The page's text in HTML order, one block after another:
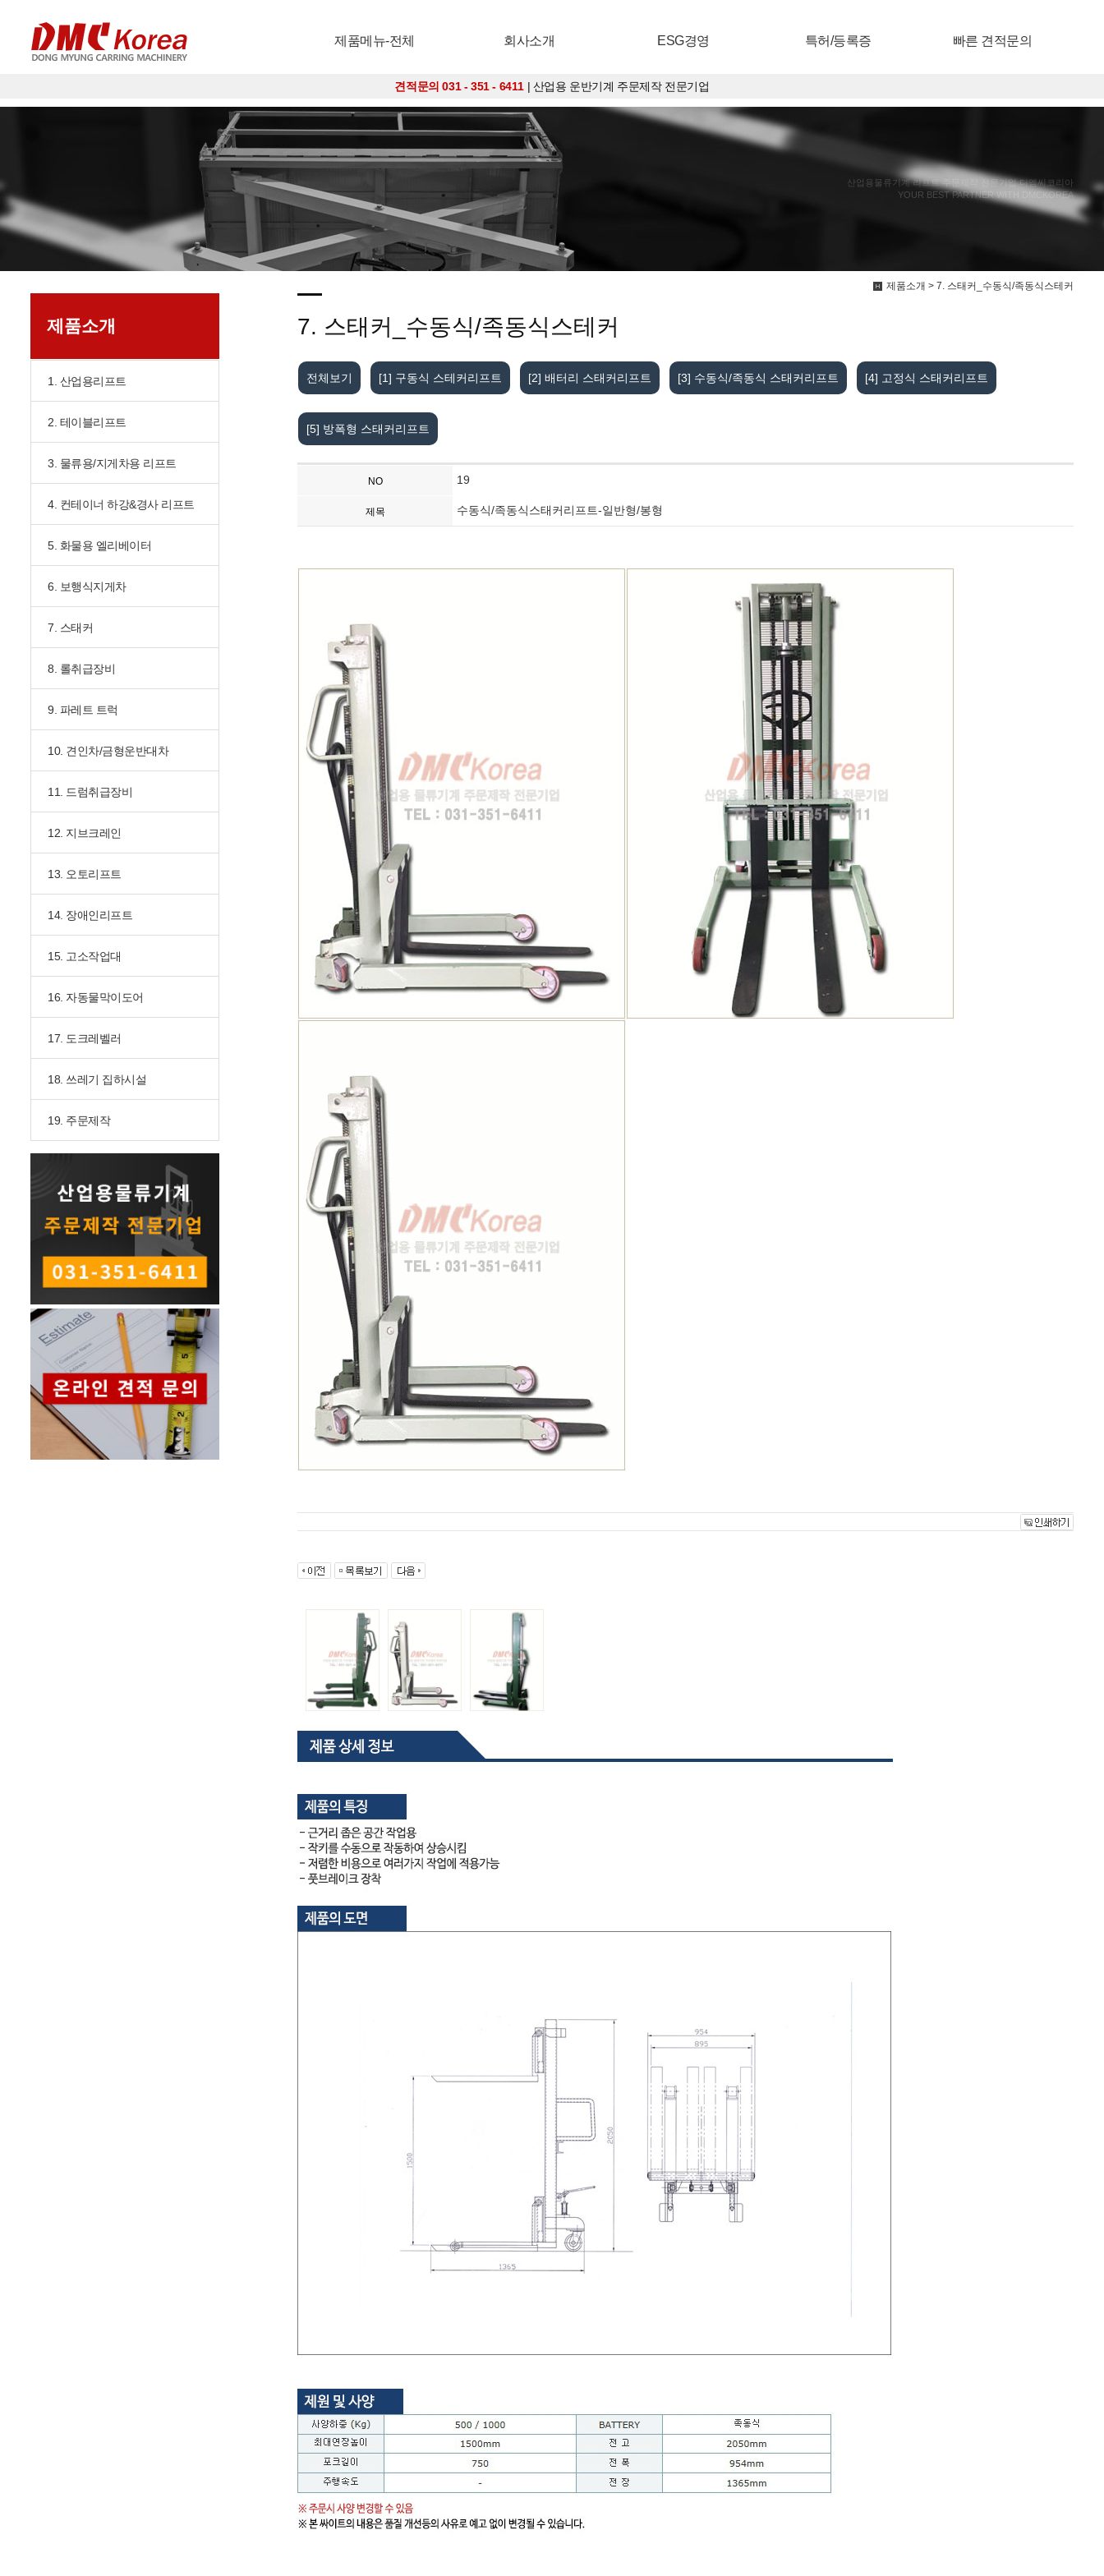
제품메뉴-전체 회사소개 ESG경영 특허/등록증 빠른 견적문의
견적문의 031 - 351 - 6411 | 산업용 운반기계 주문제작 전문기업
산업용물류기계 리프트 주문제작 전문기업 디엠씨코리아
YOUR BEST PARTNER WITH DMCKOREA
제품소개 > 7. 스태커_수동식/족동식스테커
제품소개
1. 산업용리프트
2. 테이블리프트
3. 물류용/지게차용 리프트
4. 컨테이너 하강&경사 리프트
5. 화물용 엘리베이터
6. 보행식지게차
7. 스태커
8. 롤취급장비
9. 파레트 트럭
10. 견인차/금형운반대차
11. 드럼취급장비
12. 지브크레인
13. 오토리프트
14. 장애인리프트
15. 고소작업대
16. 자동물막이도어
17. 도크레벨러
18. 쓰레기 집하시설
19. 주문제작
7. 스태커_수동식/족동식스테커
전체보기 [1] 구동식 스테커리프트 [2] 배터리 스태커리프트 [3] 수동식/족동식 스태커리프트 [4] 고정식 스태커리프트
[5] 방폭형 스태커리프트
NO 19
제목 수동식/족동식스태커리프트-일반형/봉형